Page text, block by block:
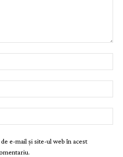
e-mail și site-ul web în acest